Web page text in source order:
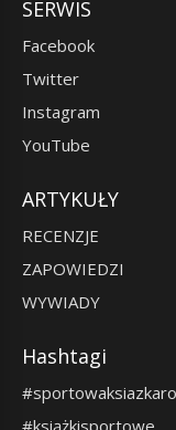
SERWIS
Facebook
Twitter
Instagram
YouTube
ARTYKUŁY
RECENZJE
ZAPOWIEDZI
WYWIADY
Hashtagi